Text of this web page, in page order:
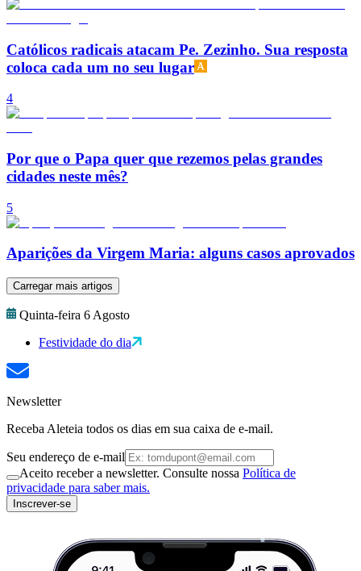
Católicos radicais atacam Pe. Zezinho. Sua resposta
coloca cada um no seu lugar
4
Por que o Papa quer que rezemos pelas grandes
cidades neste mês?
5
Aparições da Virgem Maria: alguns casos aprovados
Carregar mais artigos
Quinta-feira 6 Agosto
Festividade do dia
Newsletter
Receba Aleteia todos os dias em sua caixa de e-mail.
Seu endereço de e-mail
Aceito receber a newsletter. Consulte nossa Política de
privacidade para saber mais.
Inscrever-se